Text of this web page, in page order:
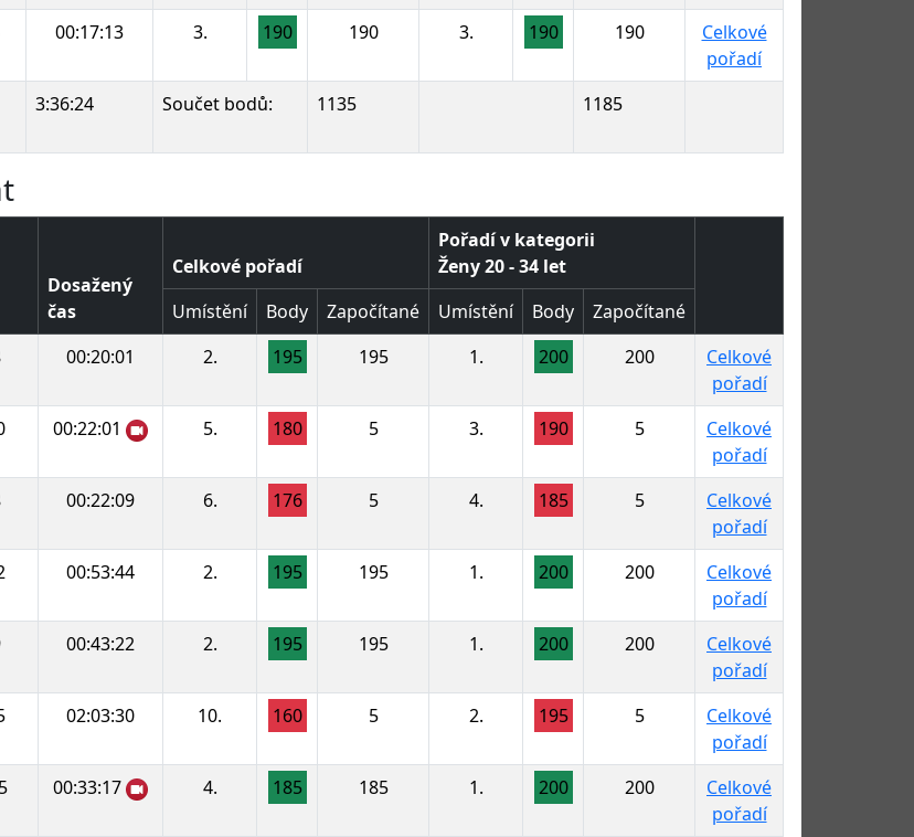
00:17:13 3. 190 190 3. 190 190
Celkové
pořadí
3:36:24 Součet bodů: 1135 1185
Dosažený
čas
Celkové pořadí
Pořadí v kategorii
Ženy 20 - 34 let
Umístění
Body Započítané Umístění Body
Započítané
00:20:01 2. 195 195 1. 200 200
Celkové
pořadí
00:22:01 5. 180 5 3. 190 5
Celkové
pořadí
00:22:09 6. 176 5 4. 185 5
Celkové
pořadí
00:53:44 2. 195 195 1. 200 200
Celkové
pořadí
00:43:22 2. 195 195 1. 200 200
Celkové
pořadí
02:03:30 10. 160 5 2. 195 5
Celkové
pořadí
00:33:17 4. 185 185 1. 200 200
Celkové
pořadí